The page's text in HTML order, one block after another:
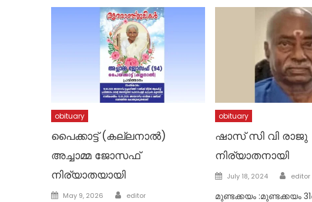
obituary
പൈക്കാട്ട് (കല്ലനാൽ)
അച്ചാമ്മ ജോസഫ്
നിര്യാതയായി
Posted
May 9, 2026 Author
editor
obituary
ഷാസ് സി വി രാജു
നിര്യാതനായി
Posted
July 18, 2024 Author
editor
മുണ്ടക്കയം :മുണ്ടക്കയം